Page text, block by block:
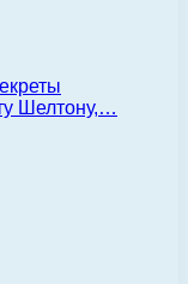
Шелтону,…